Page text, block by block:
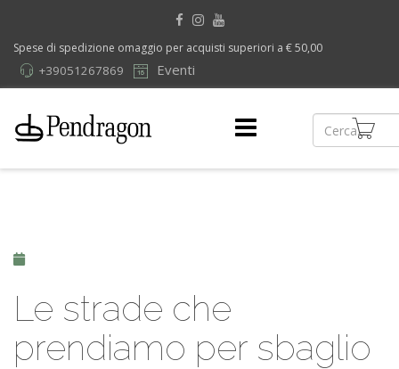
Spese di spedizione omaggio per acquisti superiori a € 50,00
Eventi
+39051267869
Le strade che
prendiamo per sbaglio